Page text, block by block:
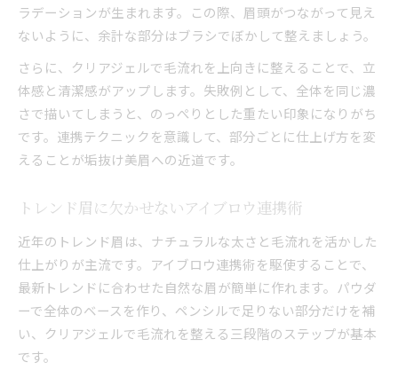
ラデーションが生まれます。この際、眉頭がつながって見え
ないように、余計な部分はブラシでぼかして整えましょう。
さらに、クリアジェルで毛流れを上向きに整えることで、立
体感と清潔感がアップします。失敗例として、全体を同じ濃
さで描いてしまうと、のっぺりとした重たい印象になりがち
です。連携テクニックを意識して、部分ごとに仕上げ方を変
えることが垢抜け美眉への近道です。
トレンド眉に欠かせないアイブロウ連携術
近年のトレンド眉は、ナチュラルな太さと毛流れを活かした
仕上がりが主流です。アイブロウ連携術を駆使することで、
最新トレンドに合わせた自然な眉が簡単に作れます。パウダ
ーで全体のベースを作り、ペンシルで足りない部分だけを補
い、クリアジェルで毛流れを整える三段階のステップが基本
です。